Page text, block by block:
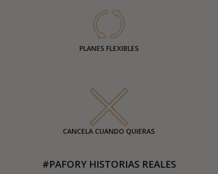
PLANES FLEXIBLES
CANCELA CUANDO QUIERAS
#PAFORY HISTORIAS REALES